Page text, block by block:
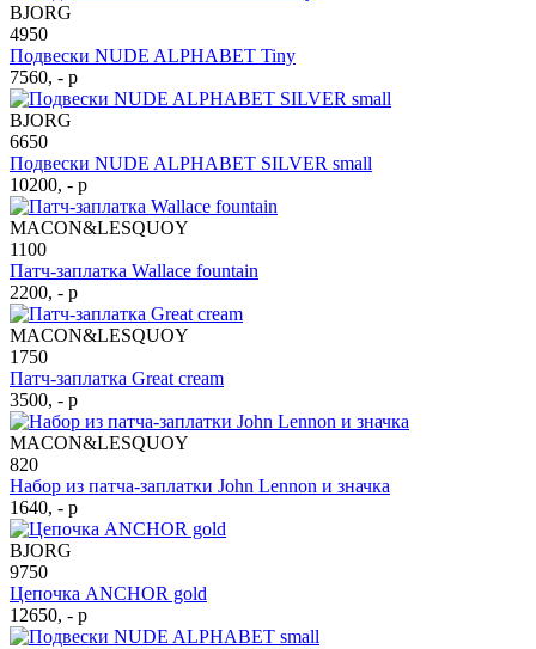
BJORG
4950
Подвески NUDE ALPHABET Tiny
7560, - р
BJORG
6650
Подвески NUDE ALPHABET SILVER small
10200, - р
MACON&LESQUOY
1100
Патч-заплатка Wallace fountain
2200, - р
MACON&LESQUOY
1750
Патч-заплатка Great cream
3500, - р
MACON&LESQUOY
820
Набор из патча-заплатки John Lennon и значка
1640, - р
BJORG
9750
Цепочка ANCHOR gold
12650, - р